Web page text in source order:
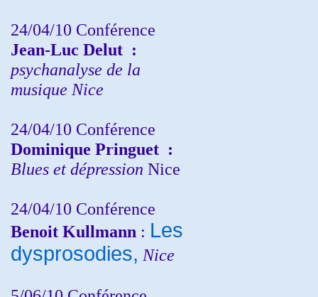
24/04/10 Conférence
Jean-Luc Delut :
psychanalyse de la
musique Nice
24/04/10 Conférence
Dominique Pringuet :
Blues et dépression Nice
24/04/10 Conférence
Benoit Kullmann : Les
dysprosodies, Nice